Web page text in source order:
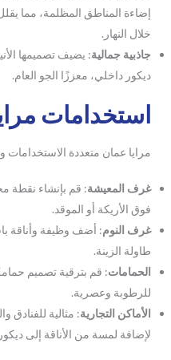
إضاءة المناطق المظلمة، مما
خلال النهار.
جاذبية جمالية: يضيف تصميمها
ديكور داخلي، معززًا الجو العام.
استخدامات
مرايا عمان متعددة
غرف المعيشة: قم بإنشاء نقطة
فوق الأريكة أو الموقد.
غرف النوم: أضف وظيفة وأناقة
طاولة الزينة.
الحمامات: قم بترقية تصميم
للرطوبة وعصرية.
الأماكن التجارية: مثالية للفنادق
لإضافة لمسة من الأناقة إلى